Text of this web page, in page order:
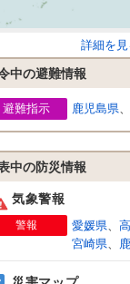
詳細を見
中の避難情報
避難指示 鹿児島県、
中の防災情報
気象警報
警報 愛媛県、
宮崎県、